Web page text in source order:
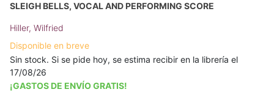
SLEIGH BELLS, VOCAL AND PERFORMING SCORE
Hiller, Wilfried
Disponible en breve
Sin stock. Si se pide hoy, se estima recibir en la librería el
17/08/26
¡GASTOS DE ENVÍO GRATIS!